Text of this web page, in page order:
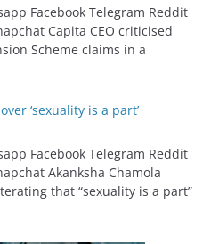
Facebook Telegram Reddit
Capita CEO criticised
Scheme claims in a
‘sexuality is a part’
Facebook Telegram Reddit
Akanksha Chamola
that “sexuality is a part”